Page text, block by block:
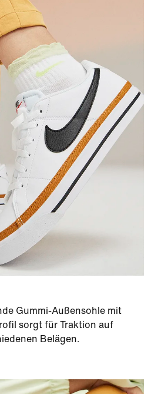
Gummi-Außensohle mit
sorgt für Traktion auf
Belägen.